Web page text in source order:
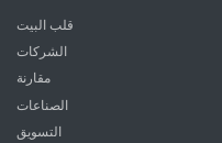
قلب البيت
الشركات
مقارنة
الصناعات
التسويق